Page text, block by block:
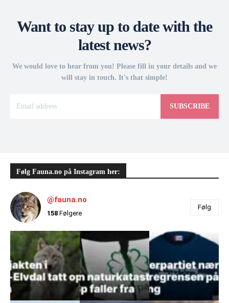
Want to stay up to date with the
latest news?
We would love to hear from you! Please fill in your details and we
will stay in touch. It's that simple!
SUBSCRIBE
Følg Fauna.no på Instagram her:
@fauna.no
158 Følgere
Følg